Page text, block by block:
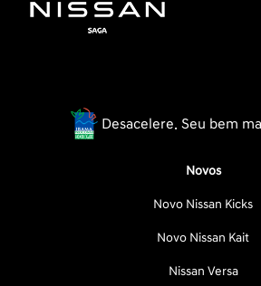
Desacelere. Seu bem
Novos
Novo Nissan Kicks
Novo Nissan Kait
Nissan Versa